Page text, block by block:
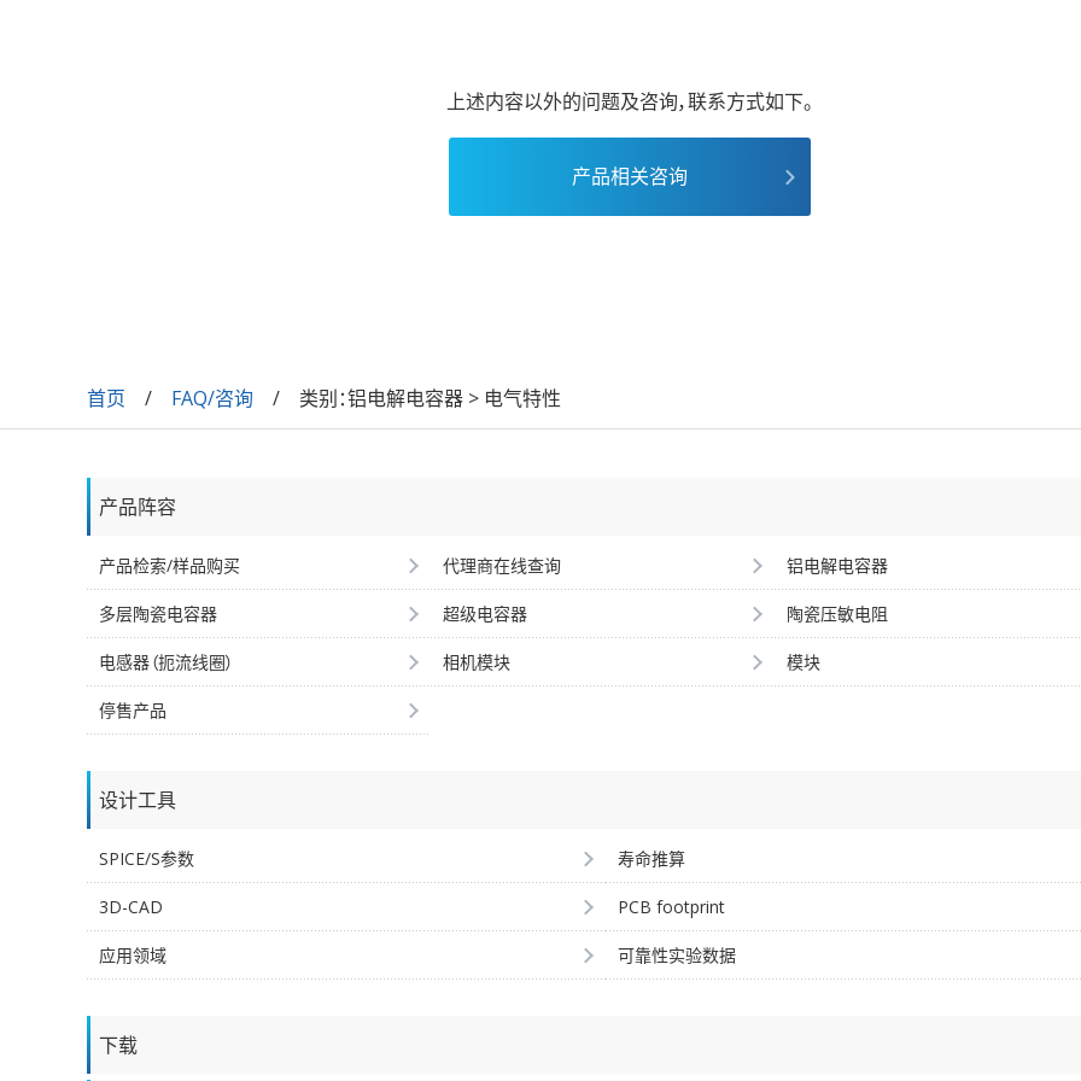
上述内容以外的问题及咨询，联系方式如下。
产品相关咨询
首页 FAQ/咨询 类别：铝电解电容器 > 电气特性
产品阵容
产品检索/样品购买 代理商在线查询 铝电解电容器
多层陶瓷电容器 超级电容器 陶瓷压敏电阻
电感器（扼流线圈） 相机模块 模块
停售产品
设计工具
SPICE/S参数 寿命推算
3D-CAD PCB footprint
应用领域 可靠性实验数据
下载